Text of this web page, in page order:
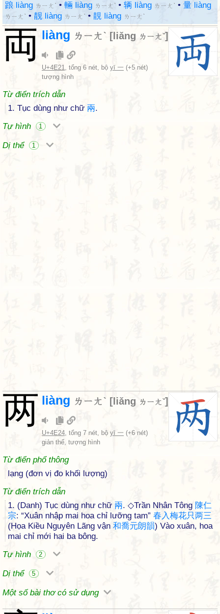
踉 liàng ㄌㄧㄤˋ • 輛 liàng ㄌㄧㄤˋ • 辆 liàng ㄌㄧㄤˋ • 量 liàng
ㄌㄧㄤˋ • 靓 liàng ㄌㄧㄤˋ • 靚 liàng ㄌㄧㄤˋ
両 liàng ㄌㄧㄤˋ [ liǎng ㄌㄧㄤˇ]
U+4E21, tổng 6 nét, bộ yī 一 (+5 nét)
tượng hình
Từ điển trích dẫn
1. Tục dùng như chữ 兩.
Tự hình
1
Dị thể 1
两 liàng ㄌㄧㄤˋ [ liǎng ㄌㄧㄤˇ]
U+4E24, tổng 7 nét, bộ yī 一 (+6 nét)
giản thể, tượng hình
Từ điển phổ thông
lạng (đơn vị đo khối lượng)
Từ điển trích dẫn
1. (Danh) Tục dùng như chữ 兩. ◇Trần Nhân Tông 陳仁
宗: “Xuân nhập mai hoa chỉ lưỡng tam” 春入梅花只两三
(Họa Kiều Nguyên Lãng vận 和喬元朗韻) Vào xuân, hoa
mai chỉ mới hai ba bông.
Tự hình
2
Dị thể 5
Một số bài thơ có sử dụng